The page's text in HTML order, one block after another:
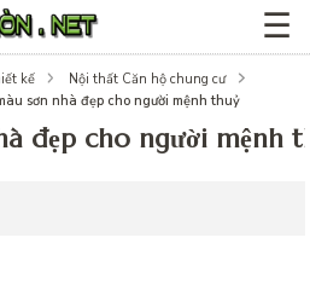
☰
kế
Nội thất Căn hộ chung cư
sơn nhà đẹp cho người mệnh thuỷ
đẹp cho người mệnh